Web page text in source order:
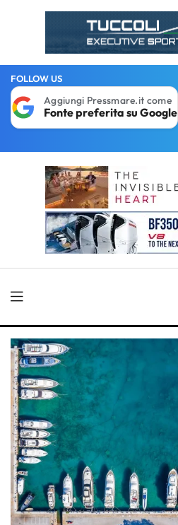
FOLLOW US
Aggiungi Pressmare.it come
Fonte preferita su Google